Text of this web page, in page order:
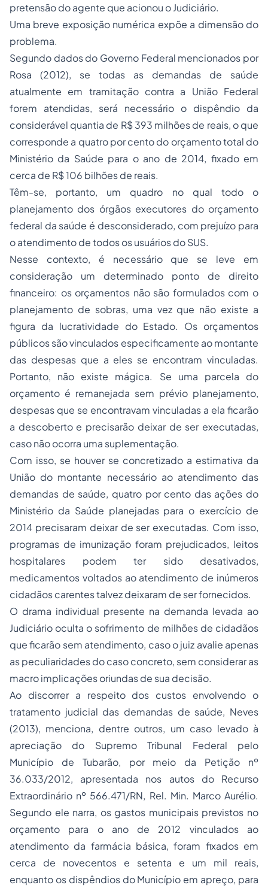
pretensão do agente que acionou o Judiciário.
Uma breve exposição numérica expõe a dimensão do
problema.
Segundo dados do Governo Federal mencionados por
Rosa (2012), se todas as demandas de saúde
atualmente em tramitação contra a União Federal
forem atendidas, será necessário o dispêndio da
considerável quantia de R$ 393 milhões de reais, o que
corresponde a quatro por cento do orçamento total do
Ministério da Saúde para o ano de 2014, fixado em
cerca de R$ 106 bilhões de reais.
Têm-se, portanto, um quadro no qual todo o
planejamento dos órgãos executores do orçamento
federal da saúde é desconsiderado, com prejuízo para
o atendimento de todos os usuários do SUS.
Nesse contexto, é necessário que se leve em
consideração um determinado ponto de direito
financeiro: os orçamentos não são formulados com o
planejamento de sobras, uma vez que não existe a
figura da lucratividade do Estado. Os orçamentos
públicos são vinculados especificamente ao montante
das despesas que a eles se encontram vinculadas.
Portanto, não existe mágica. Se uma parcela do
orçamento é remanejada sem prévio planejamento,
despesas que se encontravam vinculadas a ela ficarão
a descoberto e precisarão deixar de ser executadas,
caso não ocorra uma suplementação.
Com isso, se houver se concretizado a estimativa da
União do montante necessário ao atendimento das
demandas de saúde, quatro por cento das ações do
Ministério da Saúde planejadas para o exercício de
2014 precisaram deixar de ser executadas. Com isso,
programas de imunização foram prejudicados, leitos
hospitalares podem ter sido desativados,
medicamentos voltados ao atendimento de inúmeros
cidadãos carentes talvez deixaram de ser fornecidos.
O drama individual presente na demanda levada ao
Judiciário oculta o sofrimento de milhões de cidadãos
que ficarão sem atendimento, caso o juiz avalie apenas
as peculiaridades do caso concreto, sem considerar as
macro implicações oriundas de sua decisão.
Ao discorrer a respeito dos custos envolvendo o
tratamento judicial das demandas de saúde, Neves
(2013), menciona, dentre outros, um caso levado à
apreciação do Supremo Tribunal Federal pelo
Município de Tubarão, por meio da Petição nº
36.033/2012, apresentada nos autos do Recurso
Extraordinário nº 566.471/RN, Rel. Min. Marco Aurélio.
Segundo ele narra, os gastos municipais previstos no
orçamento para o ano de 2012 vinculados ao
atendimento da farmácia básica, foram fixados em
cerca de novecentos e setenta e um mil reais,
enquanto os dispêndios do Município em apreço, para